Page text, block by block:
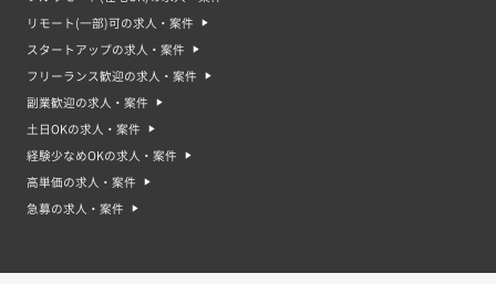
リモート(一部)可の求人・案件
スタートアップの求人・案件
フリーランス歓迎の求人・案件
副業歓迎の求人・案件
土日OKの求人・案件
経験少なめOKの求人・案件
高単価の求人・案件
急募の求人・案件